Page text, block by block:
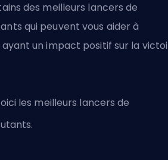
des meilleurs lancers de
qui peuvent vous aider à
un impact positif sur la
les meilleurs lancers de